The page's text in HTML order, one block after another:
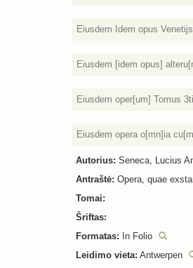
Eiusdem Idem opus
Eiusdem [idem opus]
Eiusdem oper[um] Tomus
Eiusdem opera o[mn]ia
Autorius: Seneca, Lucius
Antraštė: Opera, quae
Tomai:
Šriftas:
Formatas: In Folio
Leidimo vieta: Antwerpen